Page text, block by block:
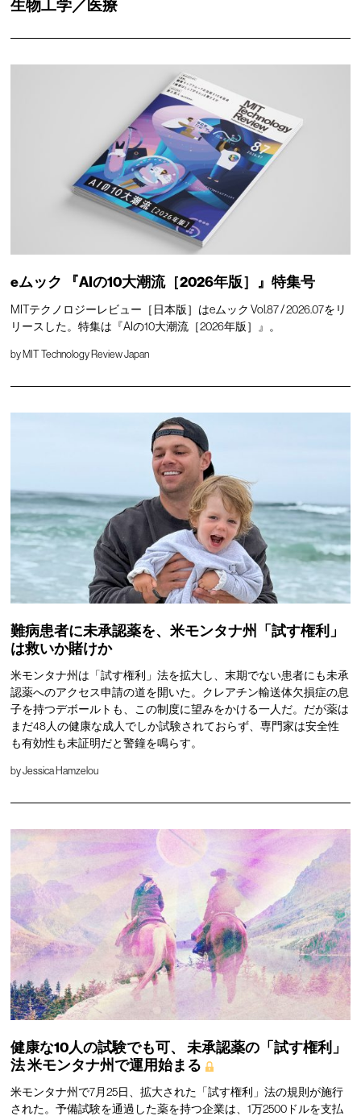
生物工学／医療
eムック 『AIの10大潮流［2026年版］』特集号
MITテクノロジーレビュー［日本版］はeムック Vol.87 / 2026.07をリ
リースした。特集は『AIの10大潮流［2026年版］』。
by MIT Technology Review Japan
難病患者に未承認薬を、米モンタナ州「試す権利」
は救いか賭けか
米モンタナ州は「試す権利」法を拡大し、末期でない患者にも未承
認薬へのアクセス申請の道を開いた。クレアチン輸送体欠損症の息
子を持つデボールトも、この制度に望みをかける一人だ。だが薬は
まだ48人の健康な成人でしか試験されておらず、専門家は安全性
も有効性も未証明だと警鐘を鳴らす。
byJessica Hamzelou
健康な10人の試験でも可、
未承認薬の「試す権利」
法米モンタナ州で運用始まる
米モンタナ州で7月25日、拡大された「試す権利」法の規則が施行
された。予備試験を通過した薬を持つ企業は、1万2500ドルを支払